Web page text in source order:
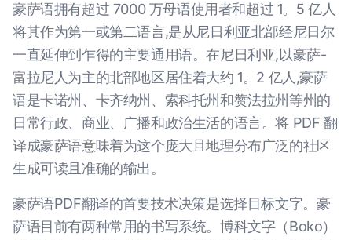
豪萨语拥有超过 7000 万母语使用者和超过 1。5 亿人
将其作为第一或第二语言,是从尼日利亚北部经尼日尔
一直延伸到乍得的主要通用语。在尼日利亚,以豪萨-
富拉尼人为主的北部地区居住着大约 1。2 亿人,豪萨
语是卡诺州、卡齐纳州、索科托州和赞法拉州等州的
日常行政、商业、广播和政治生活的语言。将 PDF 翻
译成豪萨语意味着为这个庞大且地理分布广泛的社区
生成可读且准确的输出。
豪萨语PDF翻译的首要技术决策是选择目标文字。豪
萨语目前有两种常用的书写系统。博科文字（Boko）